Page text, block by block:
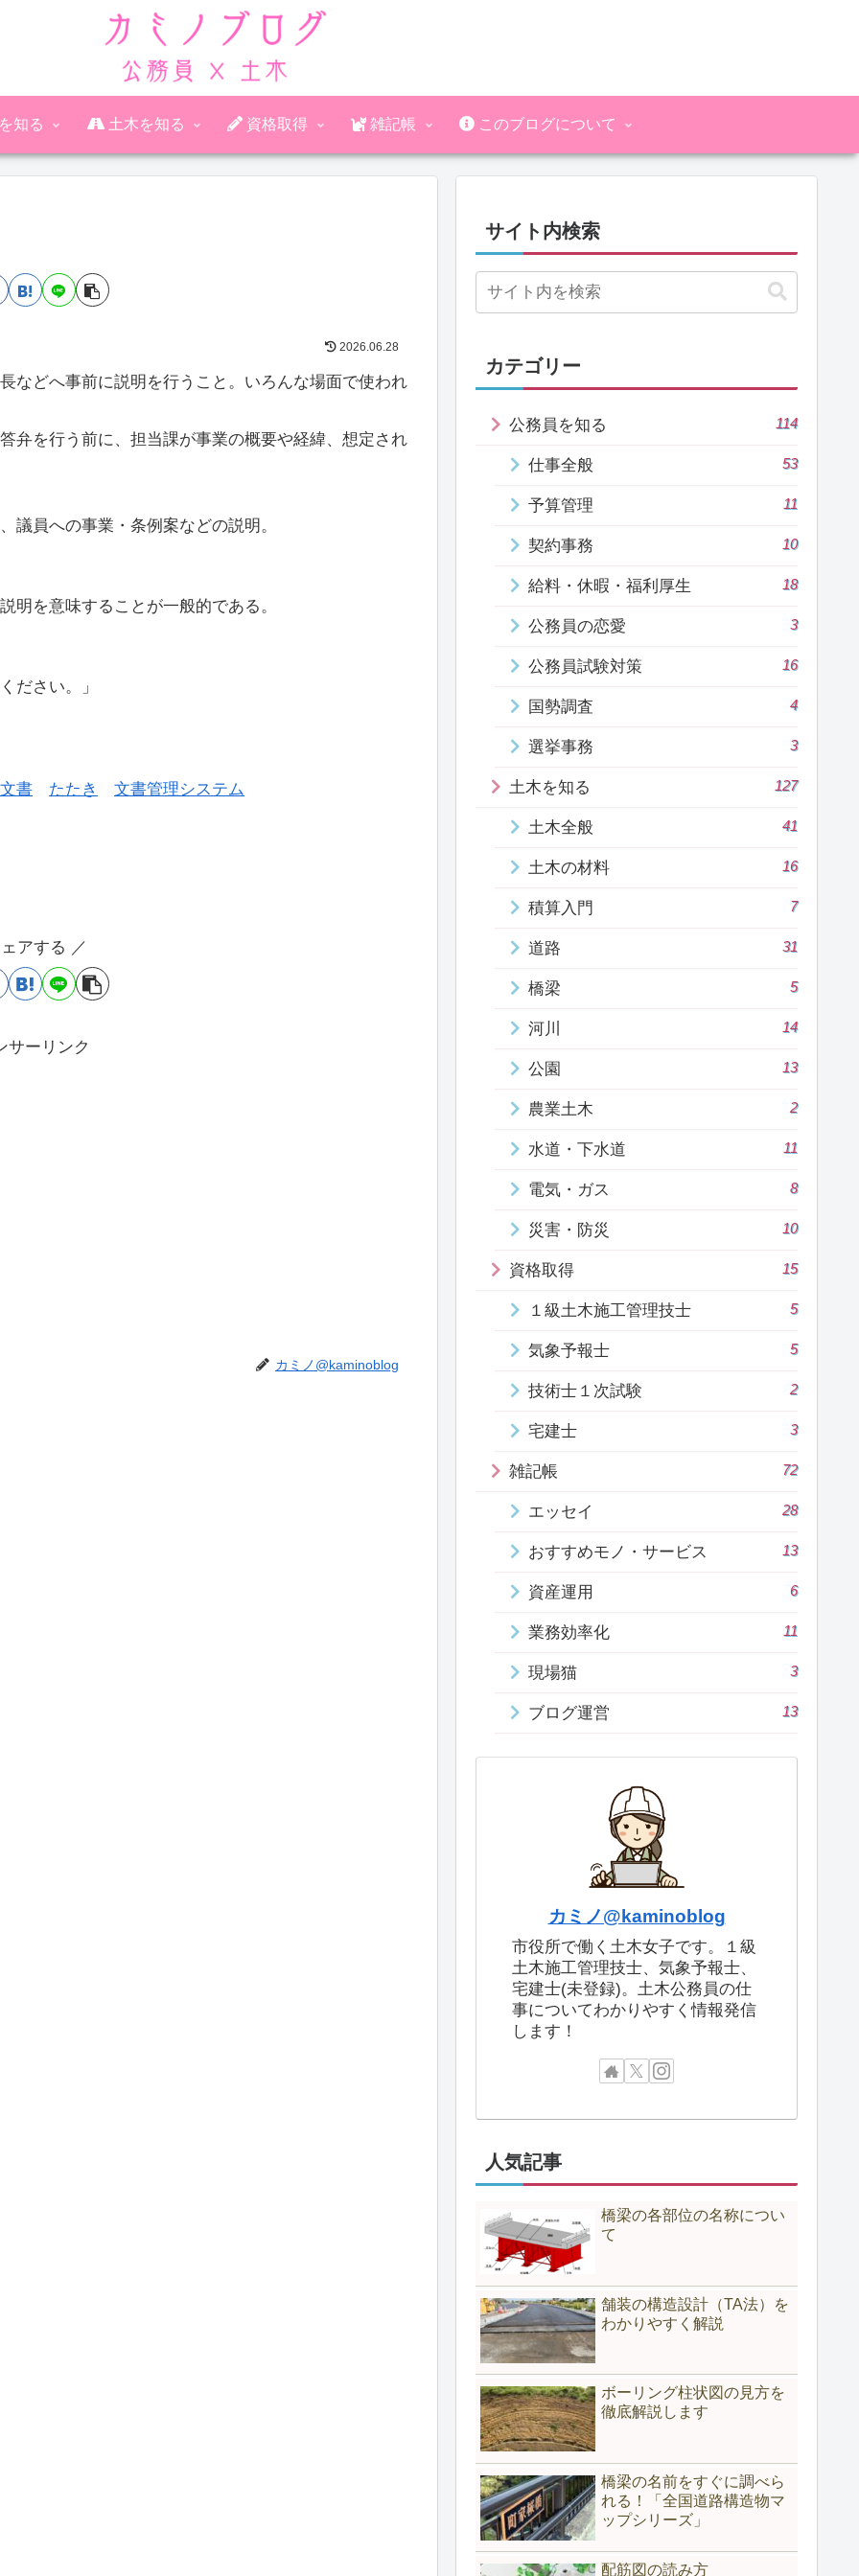
知る 土木を知る 資格取得 雑記帳 このブログについて
2026.06.28
などへ事前に説明を行うこと。いろんな場面で使われ
弁を行う前に、担当課が事業の概要や経緯、想定され
員への事業・条例案などの説明。
明を意味することが一般的である。
ださい。」
書 たたき 文書管理システム
アする ／
サーリンク
カミノ@kaminoblog
サイト内検索
カテゴリー
公務員を知る 114
仕事全般 53
予算管理 11
契約事務 10
給料・休暇・福利厚生 18
公務員の恋愛 3
公務員試験対策 16
国勢調査 4
選挙事務 3
土木を知る 127
土木全般 41
土木の材料 16
積算入門 7
道路 31
橋梁 5
河川 14
公園 13
農業土木 2
水道・下水道 11
電気・ガス 8
災害・防災 10
資格取得 15
１級土木施工管理技士 5
気象予報士 5
技術士１次試験 2
宅建士 3
雑記帳 72
エッセイ 28
おすすめモノ・サービス 13
資産運用 6
業務効率化 11
現場猫 3
ブログ運営 13
カミノ@kaminoblog
市役所で働く土木女子です。１級
土木施工管理技士、気象予報士、
宅建士(未登録)。土木公務員の仕
事についてわかりやすく情報発信
します！
人気記事
橋梁の各部位の名称につい
て
舗装の構造設計（TA法）を
わかりやすく解説
ボーリング柱状図の見方を
徹底解説します
橋梁の名前をすぐに調べら
れる！「全国道路構造物マ
ップシリーズ」
配筋図の読み方